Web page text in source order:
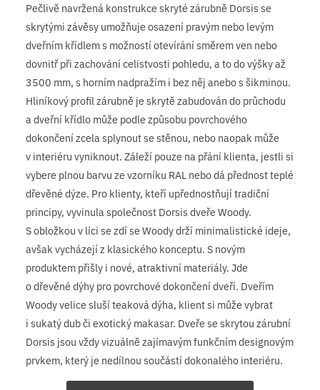
Pečlivě navržená konstrukce skryté zárubně Dorsis se
skrytými závěsy umožňuje osazení pravým nebo levým
dveřním křídlem s možností otevírání směrem ven nebo
dovnitř při zachování celistvosti pohledu, a to do výšky až
3500 mm, s horním nadpražím i bez něj anebo s šikminou.
Hliníkový profil zárubně je skrytě zabudován do průchodu
a dveřní křídlo může podle způsobu povrchového
dokončení zcela splynout se stěnou, nebo naopak může
v interiéru vyniknout. Záleží pouze na přání klienta, jestli si
vybere plnou barvu ze vzorníku RAL nebo dá přednost teplé
dřevěné dýze. Pro klienty, kteří upřednostňují tradiční
principy, vyvinula společnost Dorsis dveře Woody.
S obložkou v líci se zdí se Woody drží minimalistické ideje,
avšak vycházejí z klasického konceptu. S novým
produktem přišly i nové, atraktivní materiály. Jde
o dřevěné dýhy pro povrchové dokončení dveří. Dveřím
Woody velice sluší teaková dýha, klient si může vybrat
i sukatý dub či exotický makasar. Dveře se skrytou zárubní
Dorsis jsou vždy vizuálně zajímavým funkčním designovým
prvkem, který je nedílnou součástí dokonalého interiéru.